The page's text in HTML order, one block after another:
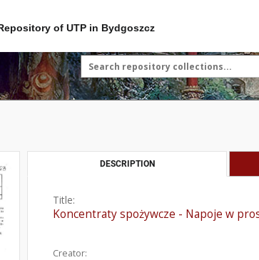
of UTP in Bydgoszcz
DESCRIPTION
Title:
Koncentraty spożywcze - Napoje w
Creator: